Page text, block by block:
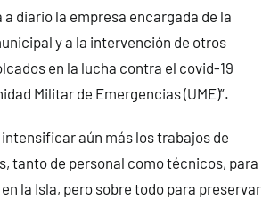
a diario la empresa encargada de la
y a la intervención de otros
en la lucha contra el covid-19
Militar de Emergencias (UME)”.
aún más los trabajos de
tanto de personal como técnicos, para
la Isla, pero sobre todo para preservar